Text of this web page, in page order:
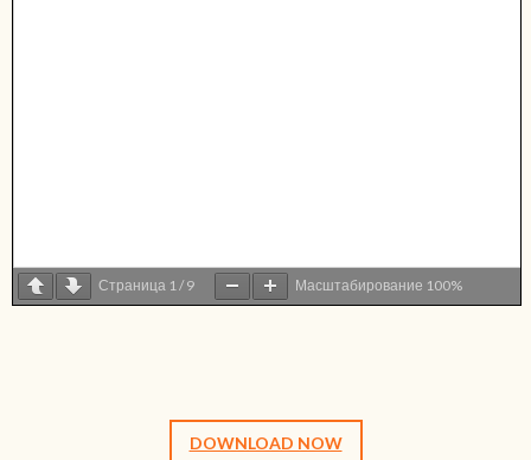
Страница 1 /9 Масштабирование 100%
DOWNLOAD NOW